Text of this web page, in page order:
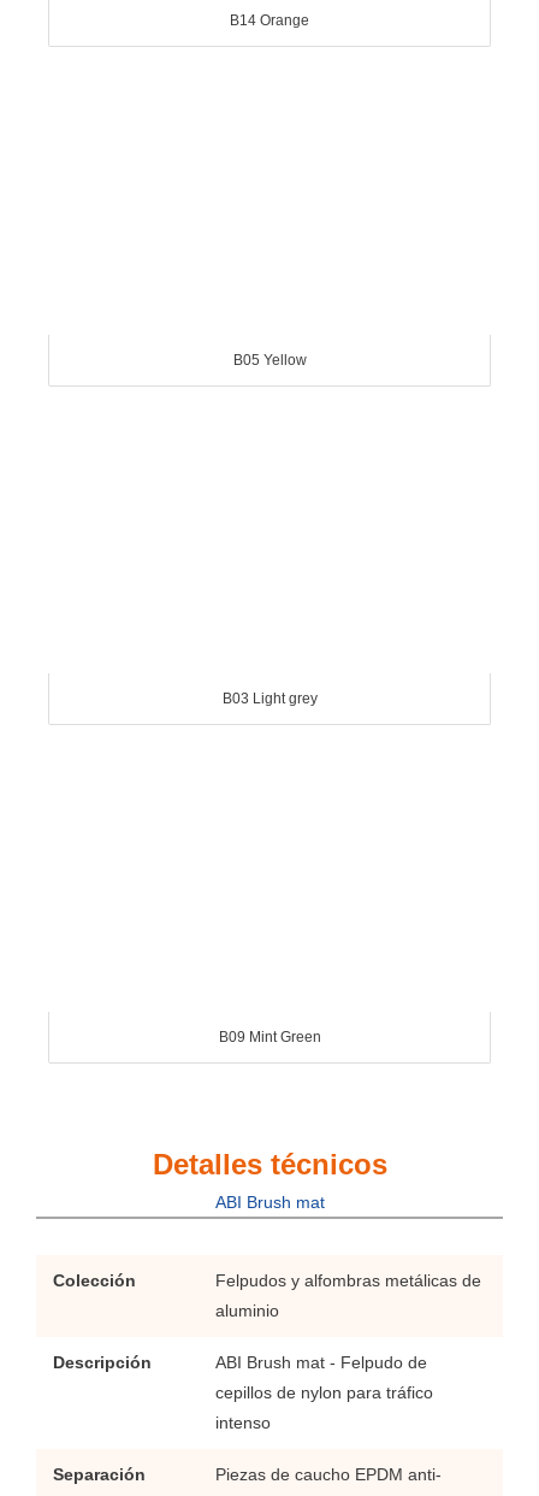
B14 Orange
B05 Yellow
B03 Light grey
B09 Mint Green
Detalles técnicos
ABI Brush mat
Colección
Felpudos y alfombras metálicas de
aluminio
Descripción
ABI Brush mat - Felpudo de
cepillos de nylon para tráfico
intenso
Separación
Piezas de caucho EPDM anti-